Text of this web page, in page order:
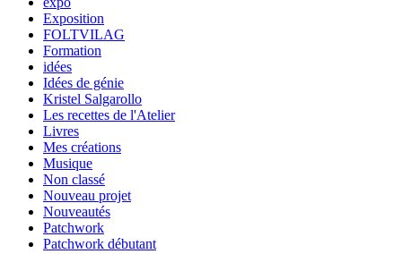
Exposition
FOLTVILAG
Formation
idées
Idées de génie
Kristel Salgarollo
Les recettes de l'Atelier
Livres
Mes créations
Musique
Non classé
Nouveau projet
Nouveautés
Patchwork
Patchwork débutant